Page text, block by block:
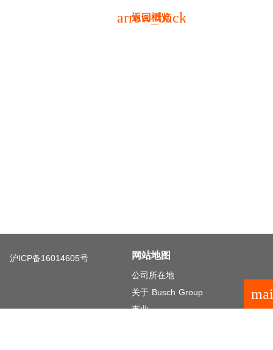
返回概览
arrow_back
沪ICP备16014605号 网站地图
公司所在地
关于 Busch Group
事业